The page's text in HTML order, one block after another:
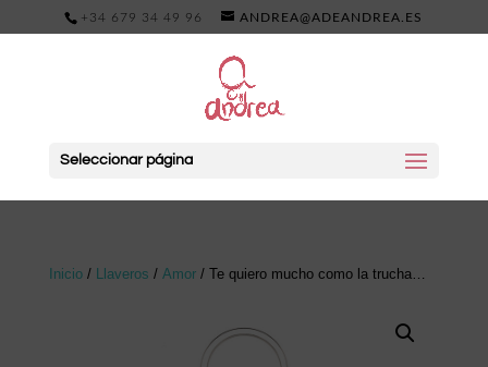
+34 679 34 49 96 ANDREA@ADEANDREA.ES
Seleccionar página
Inicio/ Llaveros / Amor/ Te quiero mucho como la trucha…